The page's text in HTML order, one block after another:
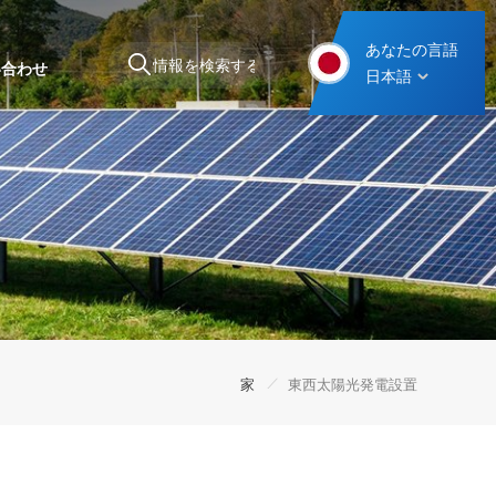
あなたの言語
日本語
わせ
家 / 東西太陽光発電設置